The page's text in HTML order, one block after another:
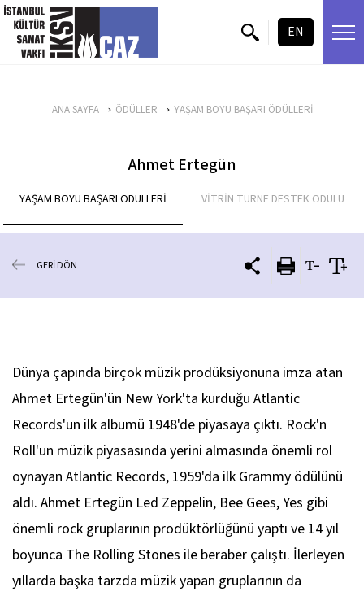
içeriği atla
EN
ANA SAYFA ÖDÜLLER YAŞAM BOYU BAŞARI ÖDÜLLERİ
Ahmet Ertegün
YAŞAM BOYU BAŞARI ÖDÜLLERİ VİTRİN TURNE DESTEK ÖDÜLÜ
GERİ DÖN
Dünya çapında birçok müzik prodüksiyonuna imza atan
Ahmet Ertegün'ün New York'ta kurduğu Atlantic
Records'un ilk albumü 1948'de piyasaya çıktı. Rock'n
Roll'un müzik piyasasında yerini almasında önemli rol
oynayan Atlantic Records, 1959'da ilk Grammy ödülünü
aldı. Ahmet Ertegün Led Zeppelin, Bee Gees, Yes gibi
önemli rock gruplarının prodüktörlüğünü yaptı ve 14 yıl
boyunca The Rolling Stones ile beraber çalıştı. İlerleyen
yıllarda başka tarzda müzik yapan gruplarının da